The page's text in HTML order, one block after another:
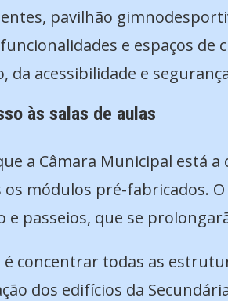
pavilhão
e espaços
da acessibilidade e
às salas de aulas
a Câmara Municipal está
os módulos pré-fabricados.
e passeios, que se
concentrar todas as
dos edifícios da